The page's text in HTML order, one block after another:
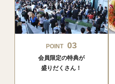
POINT 03
会員限定の特典が
盛りだくさん！